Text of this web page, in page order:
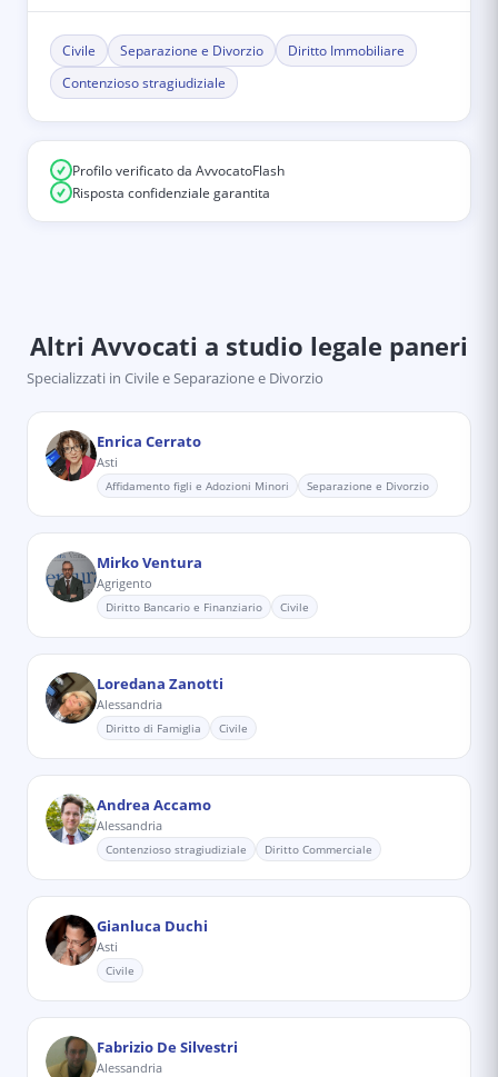
Civile Separazione e Divorzio
Diritto Immobiliare
Contenzioso stragiudiziale
Profilo verificato da AvvocatoFlash
Risposta confidenziale garantita
Altri Avvocati a studio legale paneri
Specializzati in Civile e Separazione e Divorzio
Enrica Cerrato
Asti
Affidamento figli e Adozioni Minori Separazione e Divorzio
Mirko Ventura
Agrigento
Diritto Bancario e Finanziario Civile
Loredana Zanotti
Alessandria
Diritto di Famiglia Civile
Andrea Accamo
Alessandria
Contenzioso stragiudiziale Diritto Commerciale
Gianluca Duchi
Asti
Civile
Fabrizio De Silvestri
Alessandria